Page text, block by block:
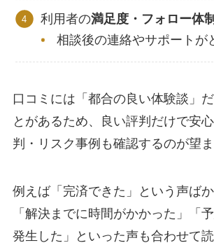
利用者の満足度・フォロー体制
相談後の連絡やサポートが
口コミには「都合の良い体験談」
とがあるため、良い評判だけで安
判・リスク事例も確認するのが望ま
例えば「完済できた」という声ばか
「解決までに時間がかかった」「
発生した」といった声も合わせて